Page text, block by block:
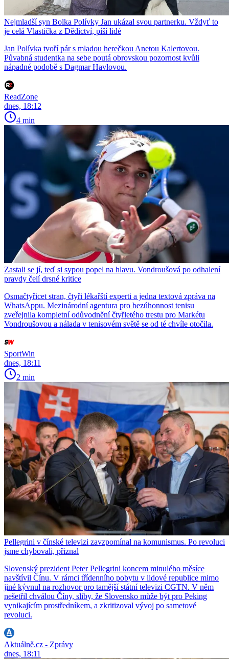
Nejmladší syn Bolka Polívky Jan ukázal svou partnerku. Vždyť to
je celá Vlastička z Dědictví, píší lidé
Jan Polívka tvoří pár s mladou herečkou Anetou Kalertovou.
Půvabná studentka na sebe poutá obrovskou pozornost kvůli
nápadné podobě s Dagmar Havlovou.
ReadZone
dnes, 18:12
4 min
Zastali se jí, teď si sypou popel na hlavu. Vondroušová po odhalení
pravdy čelí drsné kritice
Osmačtyřicet stran, čtyři lékařští experti a jedna textová zpráva na
WhatsAppu. Mezinárodní agentura pro bezúhonnost tenisu
zveřejnila kompletní odůvodnění čtyřletého trestu pro Markétu
Vondroušovou a nálada v tenisovém světě se od té chvíle otočila.
SportWin
dnes, 18:11
2 min
Pellegrini v čínské televizi zavzpomínal na komunismus. Po revoluci
jsme chybovali, přiznal
Slovenský prezident Peter Pellegrini koncem minulého měsíce
navštívil Čínu. V rámci třídenního pobytu v lidové republice mimo
jiné kývnul na rozhovor pro tamější státní televizi CGTN. V něm
nešetřil chválou Číny, sliby, že Slovensko může být pro Peking
vynikajícím prostředníkem, a zkritizoval vývoj po sametové
revoluci.
Aktuálně.cz - Zprávy
dnes, 18:11